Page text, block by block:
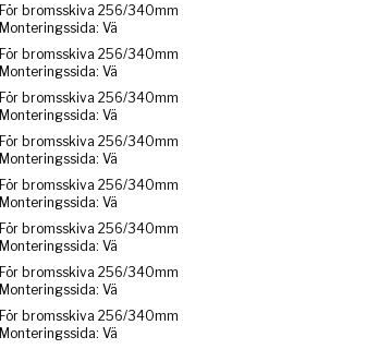
För bromsskiva 256/340mm
Monteringssida: Vä
För bromsskiva 256/340mm
Monteringssida: Vä
För bromsskiva 256/340mm
Monteringssida: Vä
För bromsskiva 256/340mm
Monteringssida: Vä
För bromsskiva 256/340mm
Monteringssida: Vä
För bromsskiva 256/340mm
Monteringssida: Vä
För bromsskiva 256/340mm
Monteringssida: Vä
För bromsskiva 256/340mm
Monteringssida: Vä